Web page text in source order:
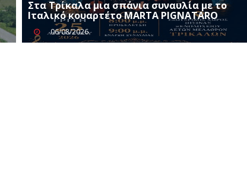
Στα Τρίκαλα μια σπάνια συναυλία με το
Ιταλικό κουαρτέτο MARTA PIGNATARO
06/08/2026